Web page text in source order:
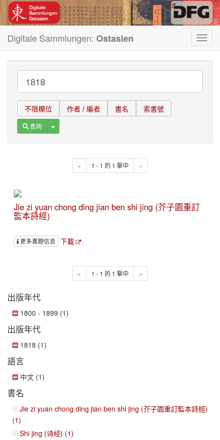
Digitale Sammlungen: Ostasien
不限欄位 作者 / 編者 書名 索書號
查詢 Toggle Dropdown
« 1 - 1 的 1 擊中 »
Jie zi yuan chong ding jian ben shi jing (芥子園重訂
監本詩經)
更多書題信息 下載
« 1 - 1 的 1 擊中 »
出版年代
1800 - 1899 (1)
出版年代
1818 (1)
語言
中文 (1)
書名
Jie zi yuan chong ding jian ben shi jing (芥子園重訂監本詩經)
(1)
Shi jing (诗经) (1)